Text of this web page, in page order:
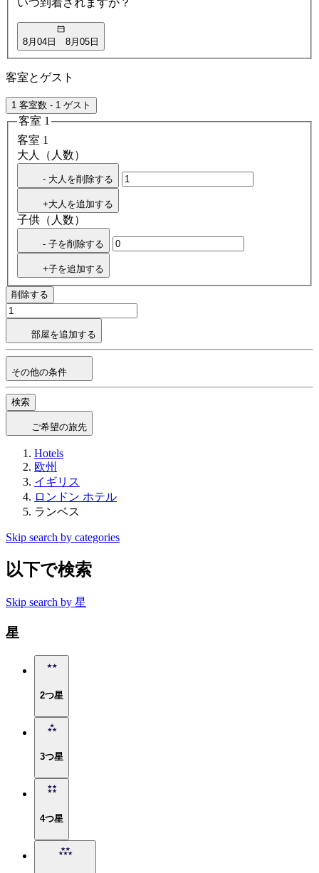
8月04日 8月05日
客室とゲスト
1 客室数 - 1 ゲスト
客室 1
客室 1
大人（人数）
- 大人を削除する
+大人を追加する
子供（人数）
- 子を削除する
+子を追加する
削除する
部屋を追加する
その他の条件
検索
ご希望の旅先
Hotels
欧州
イギリス
ロンドン ホテル
ランベス
Skip search by categories
以下で検索
Skip search by 星
星
2つ星
3つ星
4つ星